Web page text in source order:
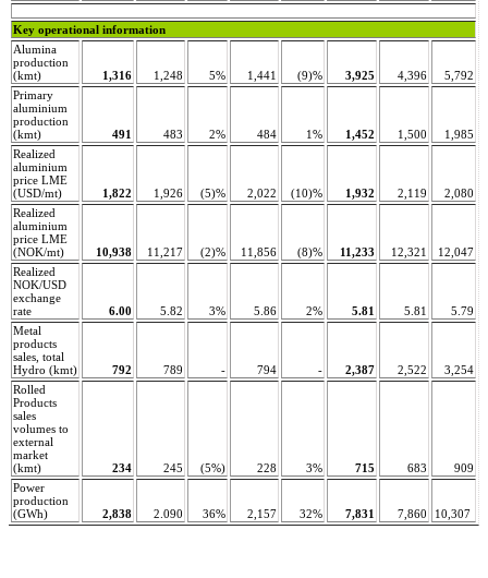
Key operational information
Alumina
production
(kmt)
1,316 1,248 5% 1,441 (9)% 3,925 4,396
5,792
Primary
aluminium
production
(kmt)
491 483 2% 484 1% 1,452 1,500
1,985
Realized
aluminium
price LME
(USD/mt)
1,822 1,926 (5)% 2,022 (10)% 1,932 2,119
2,080
Realized
aluminium
price LME
(NOK/mt)
10,938 11,217 (2)% 11,856 (8)% 11,233 12,321
12,047
Realized
NOK/USD
exchange
rate
6.00 5.82 3% 5.86 2% 5.81 5.81
5.79
Metal
products
sales, total
Hydro (kmt)
792 789 - 794 - 2,387 2,522
3,254
Rolled
Products
sales
volumes to
external
market
(kmt)
234 245 (5%) 228 3% 715 683
909
Power
production
(GWh)
2,838 2.090 36% 2,157 32% 7,831 7,860 10,307